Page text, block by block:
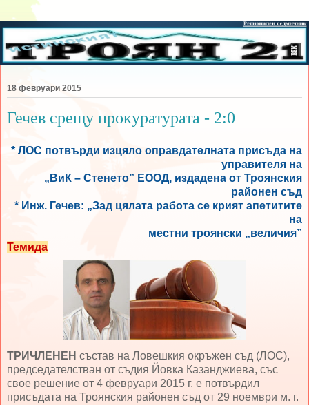
18 февруари 2015
Гечев срещу прокуратурата - 2:0
* ЛОС потвърди изцяло оправдателната присъда на
управителя на
„ВиК – Стенето” ЕООД, издадена от Троянския
районен съд
* Инж. Гечев: „Зад цялата работа се крият апетитите
на
местни троянски „величия”
Темида
ТРИЧЛЕНЕН състав на Ловешкия окръжен съд (ЛОС),
председателстван от съдия Йовка Казанджиева, със
свое решение от 4 февруари 2015 г. е потвърдил
присъдата на Троянския районен съд от 29 ноември м. г.